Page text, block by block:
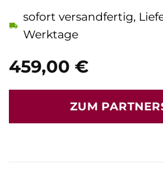
459,00 €
sofort versandfertig,
Werktage
ZUM